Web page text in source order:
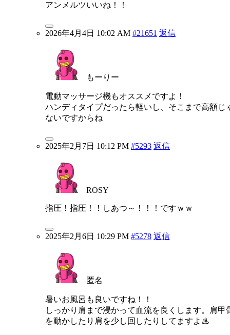
アンメルツいいね！！
2026年4月4日 10:02 AM #21651 返信
もーりー
電動マッサージ機もオススメですよ！
ハンディタイプだったら軽いし、そこまで高額じ
ないですからね
2025年2月7日 10:12 PM #5293 返信
ROSY
指圧！指圧！！しあつ～！！！ですｗｗ
2025年2月6日 10:29 PM #5278 返信
匿名
暑いお風呂も良いですね！！
しっかり肩まで浸かって血流を良くします。肩甲
を動かしたり肩を少し回したりしてますよ♨